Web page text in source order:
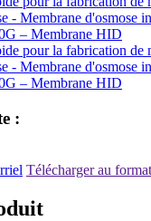
:
Télécharger au